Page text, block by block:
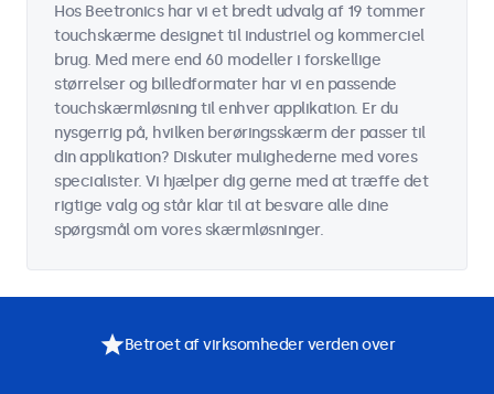
Hos Beetronics har vi et bredt udvalg af 19 tommer
touchskærme designet til industriel og kommerciel
brug. Med mere end 60 modeller i forskellige
størrelser og billedformater har vi en passende
touchskærmløsning til enhver applikation. Er du
nysgerrig på, hvilken berøringsskærm der passer til
din applikation? Diskuter mulighederne med vores
specialister. Vi hjælper dig gerne med at træffe det
rigtige valg og står klar til at besvare alle dine
spørgsmål om vores skærmløsninger.
Betroet af virksomheder verden over